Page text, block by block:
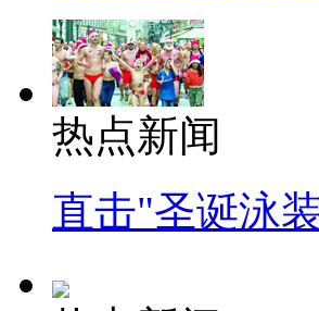
热点新闻
直击"圣诞泳